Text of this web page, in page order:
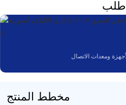
طلب
مخطط المنتج